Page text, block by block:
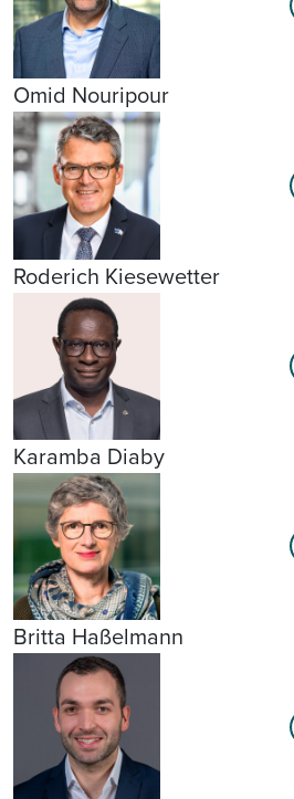
Omid Nouripour
Roderich Kiesewetter
Karamba Diaby
Britta Haßelmann